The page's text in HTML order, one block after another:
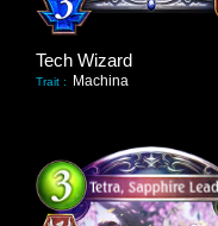
Tech Wizard
Trait : Machina